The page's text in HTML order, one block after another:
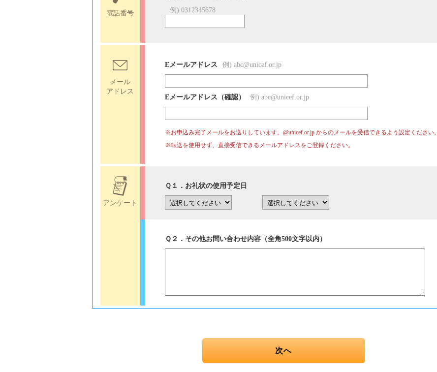
電話番号
例) 0312345678
メール
アドレス
Eメールアドレス 例) abc@unicef.or.jp
Eメールアドレス（確認） 例) abc@unicef.or.jp
※お申込み完了メールをお送りしています。@unicef.or.jp からのメールを受信できるよう設定ください。
※転送を使用せず、直接受信できるメールアドレスをご登録ください。
アンケート
Ｑ１．お礼状の使用予定日
Ｑ２．その他お問い合わせ内容（全角500文字以内）
次へ